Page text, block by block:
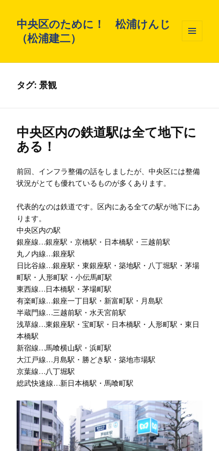
中央区のために！ 松浦けんじ
（松浦建二）
ィジェ
タグ: 景観
中央区内の鉄道駅は全て地下に
ある！
前回、インフラ整備の話をしましたが、中央区には整備
状況がとても優れているものが多くあります。
代表的なのは鉄道です。区内にある全ての駅が地下にあ
ります。
中央区内の駅
銀座線…銀座駅・京橋駅・日本橋駅・三越前駅
丸ノ内線…銀座駅
日比谷線…銀座駅・東銀座駅・築地駅・八丁堀駅・茅場
町駅・人形町駅・小伝馬町駅
東西線…日本橋駅・茅場町駅
有楽町線…銀座一丁目駅・新富町駅・月島駅
半蔵門線…三越前駅・水天宮前駅
浅草線…東銀座駅・宝町駅・日本橋駅・人形町駅・東日
本橋駅
新宿線…馬喰横山駅・浜町駅
大江戸線…月島駅・勝どき駅・築地市場駅
京葉線…八丁堀駅
総武快速線…新日本橋駅・馬喰町駅